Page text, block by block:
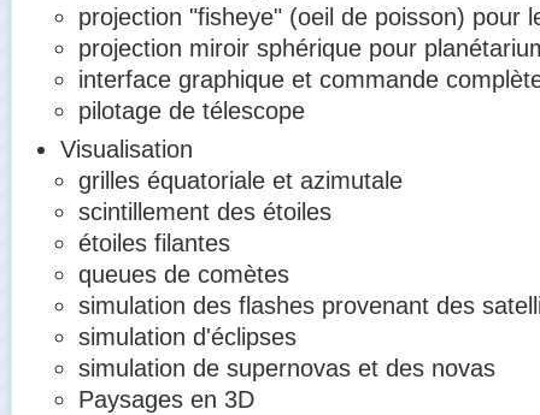
projection "fisheye" (oeil de poisson) pour
projection miroir sphérique pour
interface graphique et commande
pilotage de télescope
Visualisation
grilles équatoriale et azimutale
scintillement des étoiles
étoiles filantes
queues de comètes
simulation des flashes provenant des
simulation d'éclipses
simulation de supernovas et des novas
Paysages en 3D